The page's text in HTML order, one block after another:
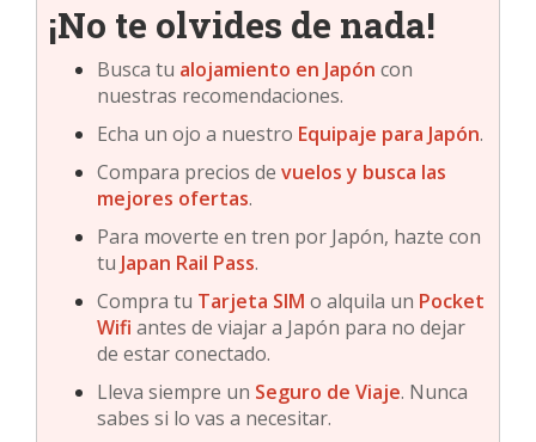
¡No te olvides de nada!
Busca tu alojamiento en Japón con
nuestras recomendaciones.
Echa un ojo a nuestro Equipaje para Japón.
Compara precios de vuelos y busca las
mejores ofertas.
Para moverte en tren por Japón, hazte con
tu Japan Rail Pass.
Compra tu Tarjeta SIM o alquila un Pocket
Wifi antes de viajar a Japón para no dejar
de estar conectado.
Lleva siempre un Seguro de Viaje. Nunca
sabes si lo vas a necesitar.